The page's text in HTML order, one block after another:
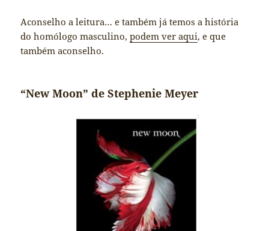
Aconselho a leitura… e também já temos a história
do homólogo masculino,podem ver aqui, e que
também aconselho.
“New Moon” de Stephenie Meyer